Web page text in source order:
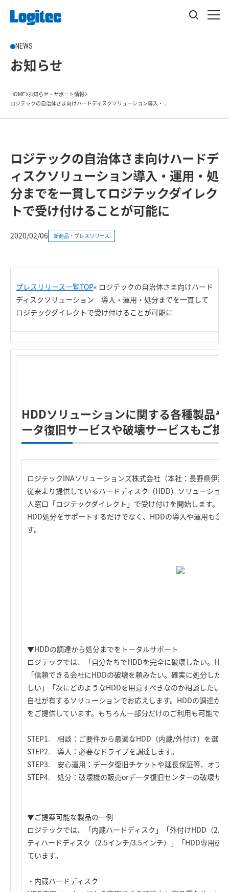
NEWS
お知らせ
HOME お知らせ・サポート情報
ロジテックの自治体さま向けハードディスクソリューション導入・...
ロジテックの自治体さま向けハードデ
ィスクソリューション導入・運用・処
分までを一貫してロジテックダイレク
トで受け付けることが可能に
2020/02/06 新商品・プレスリリース
プレスリリース一覧TOP« ロジテックの自治体さま向けハード
ディスクソリューション 導入・運用・処分までを一貫して
ロジテックダイレクトで受け付けることが可能に
HDDソリューションに関する各種製品
ータ復旧サービスや破壊サービスもご提
ロジテックINAソリューションズ株式会社（本社：長野県伊
従来より提供しているハードディスク（HDD）ソリューショ
人窓口「ロジテックダイレクト」で受け付けを開始します。
HDD処分をサポートするだけでなく、HDDの導入や運用も含
す。
▼HDDの調達から処分までをトータルサポート
ロジテックでは、「自分たちでHDDを完全に破壊したい。
「信頼できる会社にHDDの破壊を頼みたい。確実に処分した
しい」「次にどのようなHDDを用意すべきなのか相談したい
自社が有するソリューションでお応えします。HDDの調達か
をご提供しています。もちろん一部分だけのご利用も可能です
STEP1. 相談：ご要件から最適なHDD（内蔵/外付け）を選定
STEP2. 導入：必要なドライブを調達します。
STEP3. 安心運用：データ復旧チケットや延長保証等、オプ
STEP4. 処分：破壊機の販売orデータ復旧センターの破壊サ
▼ご提案可能な製品の一例
ロジテックでは、「内蔵ハードディスク」「外付けHDD（
ティハードディスク（2.5インチ/3.5インチ）」「HDD専用破
ています。
・内蔵ハードディスク